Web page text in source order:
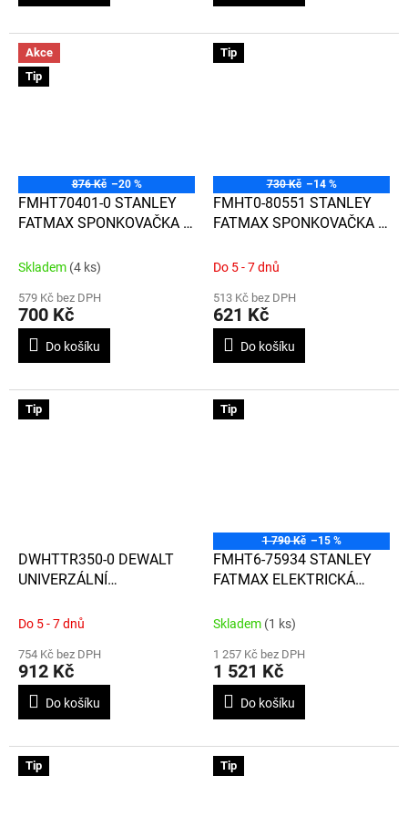
Akce
Tip
876 Kč –20 %
FMHT70401-0 STANLEY
FATMAX SPONKOVAČKA 4
Skladem (4 ks)
579 Kč bez DPH
700 Kč
Do košíku
Tip
730 Kč –14 %
FMHT0-80551 STANLEY
FATMAX SPONKOVAČKA S
SQUEEZE
Do 5 - 7 dnů
513 Kč bez DPH
621 Kč
Do košíku
Tip
DWHTTR350-0 DEWALT
UNIVERZÁLNÍ
Do 5 - 7 dnů
754 Kč bez DPH
912 Kč
Do košíku
Tip
1 790 Kč –15 %
FMHT6-75934 STANLEY
FATMAX ELEKTRICKÁ
1
Skladem (1 ks)
1 257 Kč bez DPH
1 521 Kč
Do košíku
Tip Tip